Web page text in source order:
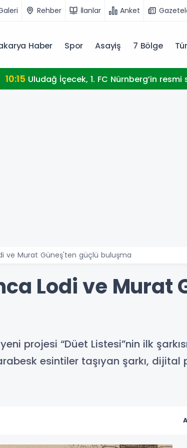
Rehber İlanlar Anket
Haber Spor Asayiş 7 Bölge
FC Nürnberg’in resmi sponsoru oldu
ve Murat Güneş'ten güçlü buluşma
Lodi ve Murat
projesi “Düet Listesi”nin ilk
esintiler taşıyan şarkı,